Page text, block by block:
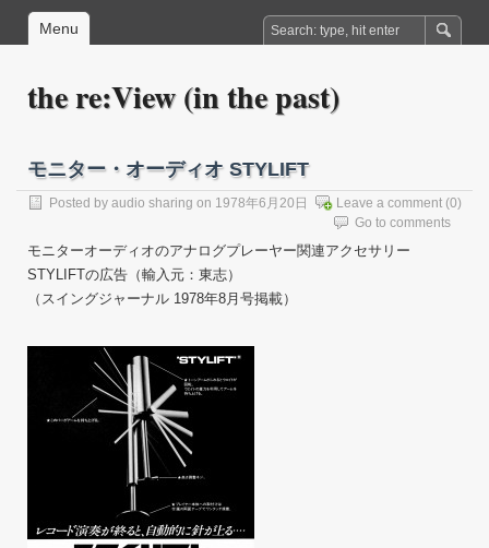
Menu
the re:View (in the past)
モニター・オーディオ STYLIFT
Posted by audio sharing on 1978年6月20日 Leave a comment (0)
Go to comments
モニターオーディオのアナログプレーヤー関連アクセサリー
STYLIFTの広告（輸入元：東志）
（スイングジャーナル 1978年8月号掲載）